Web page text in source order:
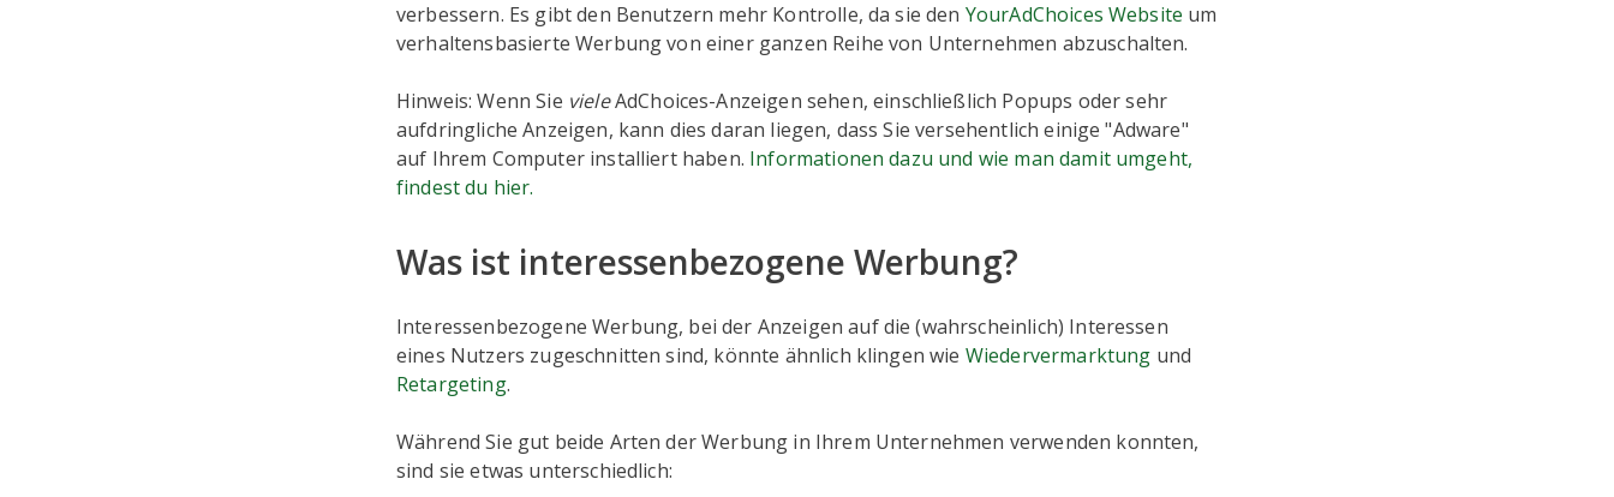
verbessern. Es gibt den Benutzern mehr Kontrolle, da sie den YourAdChoices Website um
verhaltensbasierte Werbung von einer ganzen Reihe von Unternehmen abzuschalten.
Hinweis: Wenn Sie vieleAdChoices-Anzeigen sehen, einschließlich Popups oder sehr
aufdringliche Anzeigen, kann dies daran liegen, dass Sie versehentlich einige "Adware"
auf Ihrem Computer installiert haben. Informationen dazu und wie man damit umgeht,
findest du hier.
Was ist interessenbezogene Werbung?
Interessenbezogene Werbung, bei der Anzeigen auf die (wahrscheinlich) Interessen
eines Nutzers zugeschnitten sind, könnte ähnlich klingen wie Wiedervermarktung und
Retargeting.
Während Sie gut beide Arten der Werbung in Ihrem Unternehmen verwenden konnten,
sind sie etwas unterschiedlich: